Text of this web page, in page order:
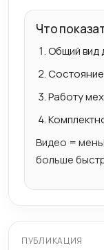
Что
Общий вид
Работу
Видео =
больше
ПУБЛИКАЦИЯ